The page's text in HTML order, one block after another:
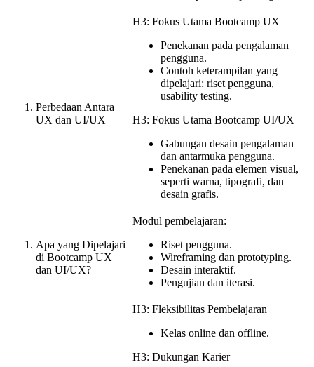
Perbedaan Antara
UX dan UI/UX
H3: Fokus Utama Bootcamp UX
Penekanan pada pengalaman
pengguna.
Contoh keterampilan yang
dipelajari: riset pengguna,
usability testing.
H3: Fokus Utama Bootcamp UI/UX
Gabungan desain pengalaman
dan antarmuka pengguna.
Penekanan pada elemen visual,
seperti warna, tipografi, dan
desain grafis.
Apa yang Dipelajari
di Bootcamp UX
dan UI/UX?
Modul pembelajaran:
Riset pengguna.
Wireframing dan prototyping.
Desain interaktif.
Pengujian dan iterasi.
H3: Fleksibilitas Pembelajaran
Kelas online dan offline.
H3: Dukungan Karier